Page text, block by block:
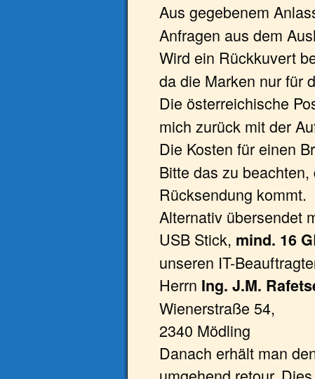
Aus gegebenem
Anfragen aus dem
Wird ein Rückkuvert
da die Marken nur für
Die österreichische
mich zurück mit der
Die Kosten für einen
Bitte das zu
Rücksendung kommt.
Alternativ übersendet
USB Stick, mind. 16
unseren IT-
Herrn Ing. J.M.
Wienerstraße 54,
2340 Mödling
Danach erhält man